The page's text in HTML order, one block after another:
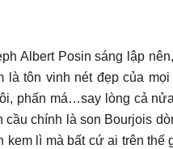
Albert Posin sáng lập
tôn vinh nét đẹp của
phấn má…say lòng cả
chính là son Bourjois
lì mà bất cứ ai trên thế